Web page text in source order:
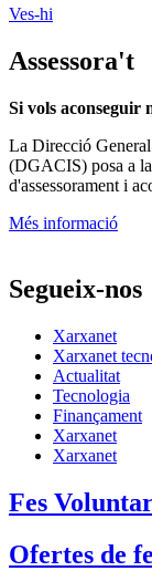
Ves-hi
Assessora't
Si vols aconseguir
La Direcció
(DGACIS) posa a
d'assessorament i
Més informació
Segueix-nos
Xarxanet
Xarxanet
Actualitat
Tecnologia
Finançament
Xarxanet
Xarxanet
Fes
Ofertes de